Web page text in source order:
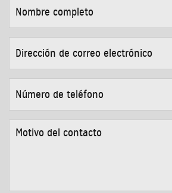
COMPLETO *
DE
CORREO
ELECTRÓNICO *
DE
TELÉFONO *
DEL